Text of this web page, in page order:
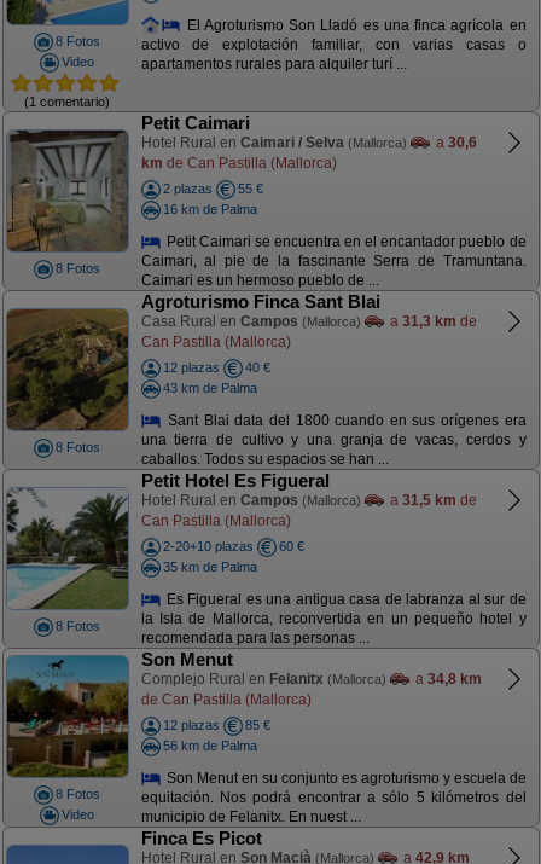
8 Fotos
Video
(1 comentario)
El Agroturismo Son Lladó es una finca agrícola en
activo de explotación familiar, con varias casas o
apartamentos rurales para alquiler turí ...
8 Fotos
Petit Caimari
Hotel Rural en Caimari / Selva (Mallorca) a 30,6
km de Can Pastilla (Mallorca)
2 plazas
55 €
16 km de Palma
Petit Caimari se encuentra en el encantador pueblo de
Caimari, al pie de la fascinante Serra de Tramuntana.
Caimari es un hermoso pueblo de ...
8 Fotos
Agroturismo Finca Sant Blai
Casa Rural en Campos (Mallorca) a 31,3 km de
Can Pastilla (Mallorca)
12 plazas
40 €
43 km de Palma
Sant Blai data del 1800 cuando en sus orígenes era
una tierra de cultivo y una granja de vacas, cerdos y
caballos. Todos su espacios se han ...
8 Fotos
Petit Hotel Es Figueral
Hotel Rural en Campos (Mallorca) a 31,5 km de
Can Pastilla (Mallorca)
2-20+10 plazas
60 €
35 km de Palma
Es Figueral es una antigua casa de labranza al sur de
la Isla de Mallorca, reconvertida en un pequeño hotel y
recomendada para las personas ...
8 Fotos
Video
Son Menut
Complejo Rural en Felanitx (Mallorca) a 34,8 km
de Can Pastilla (Mallorca)
12 plazas
85 €
56 km de Palma
Son Menut en su conjunto es agroturismo y escuela de
equitación. Nos podrá encontrar a sólo 5 kilómetros del
municipio de Felanitx. En nuest ...
Finca Es Picot
Hotel Rural en Son Macià (Mallorca) a 42,9 km